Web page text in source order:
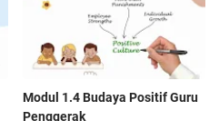
Modul 1.4 Budaya Positif Guru
Penggerak